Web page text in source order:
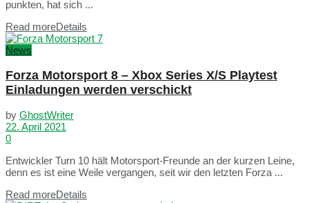
punkten, hat sich ...
Read moreDetails
News
Forza Motorsport 8 – Xbox Series X/S Playtest
Einladungen werden verschickt
by GhostWriter
22. April 2021
0
Entwickler Turn 10 hält Motorsport-Freunde an der kurzen Leine,
denn es ist eine Weile vergangen, seit wir den letzten Forza ...
Read moreDetails